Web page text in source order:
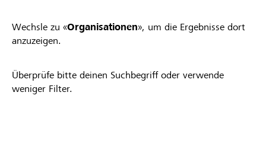
Wechsle zu «Organisationen», um die Ergebnisse dort
anzuzeigen.
Überprüfe bitte deinen Suchbegriff oder verwende
weniger Filter.